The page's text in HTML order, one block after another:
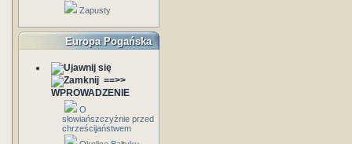
Zapusty
Europa Pogańska
==>>
WPROWADZENIE
O
słowiańszczyźnie przed
chrześcijaństwem